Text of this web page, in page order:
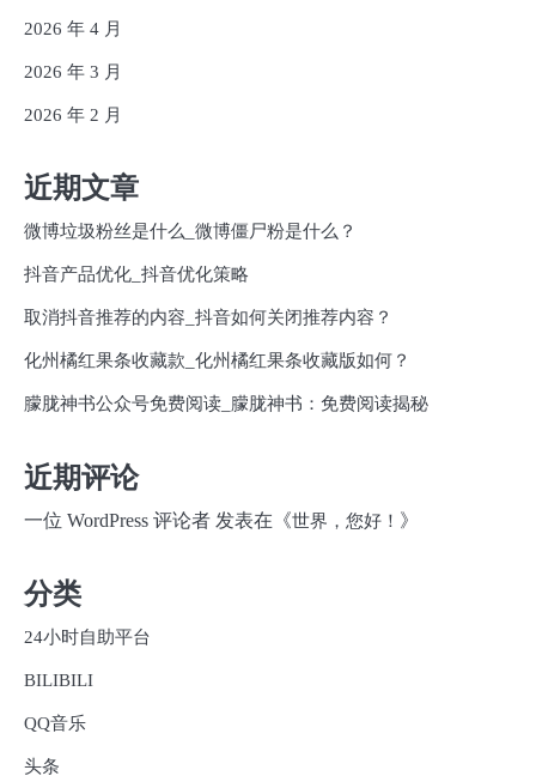
2026 年 4 月
2026 年 3 月
2026 年 2 月
近期文章
微博垃圾粉丝是什么_微博僵尸粉是什么？
抖音产品优化_抖音优化策略
取消抖音推荐的内容_抖音如何关闭推荐内容？
化州橘红果条收藏款_化州橘红果条收藏版如何？
朦胧神书公众号免费阅读_朦胧神书：免费阅读揭秘
近期评论
一位 WordPress 评论者 发表在《世界，您好！ 》
分类
24小时自助平台
BILIBILI
QQ音乐
头条